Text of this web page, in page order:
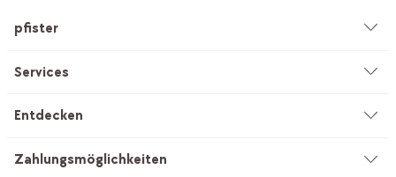
pfister
Unternehmen
Services
Beratung
Entdecken
Küchenstudio
Zahlungsmöglichkeiten